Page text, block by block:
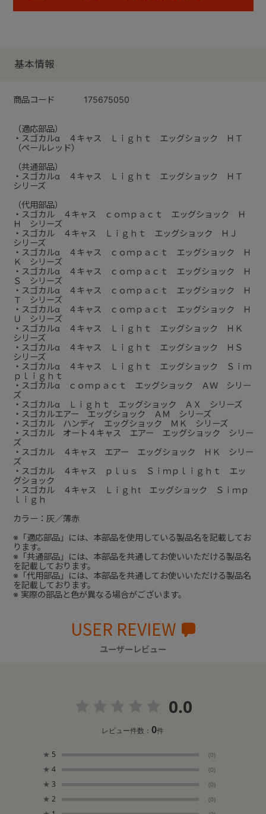
基本情報
商品コード 175675050
（適応部品）
・スゴカルα ４キャス Ｌｉｇｈｔ エッグショック ＨＴ
（ペールレッド）
（共通部品）
・スゴカルα ４キャス Ｌｉｇｈｔ エッグショック ＨＴ
シリーズ
（代用部品）
・スゴカル ４キャス ｃｏｍｐａｃｔ エッグショック Ｈ
Ｈ シリーズ
・スゴカル ４キャス Ｌｉｇｈｔ エッグショック ＨＪ
シリーズ
・スゴカルα ４キャス ｃｏｍｐａｃｔ エッグショック Ｈ
Ｋ シリーズ
・スゴカルα ４キャス ｃｏｍｐａｃｔ エッグショック Ｈ
Ｓ シリーズ
・スゴカルα ４キャス ｃｏｍｐａｃｔ エッグショック Ｈ
Ｔ シリーズ
・スゴカルα ４キャス ｃｏｍｐａｃｔ エッグショック Ｈ
Ｕ シリーズ
・スゴカルα ４キャス Ｌｉｇｈｔ エッグショック ＨＫ
シリーズ
・スゴカルα ４キャス Ｌｉｇｈｔ エッグショック ＨＳ
シリーズ
・スゴカルα ４キャス Ｌｉｇｈｔ エッグショック Ｓｉｍ
ｐｌｉｇｈｔ
・スゴカルα ｃｏｍｐａｃｔ エッグショック ＡＷ シリー
ズ
・スゴカルα Ｌｉｇｈｔ エッグショック ＡＸ シリーズ
・スゴカルエアー エッグショック ＡＭ シリーズ
・スゴカル ハンディ エッグショック ＭＫ シリーズ
・スゴカル オート４キャス エアー エッグショック シリー
ズ
・スゴカル ４キャス エアー エッグショック ＨＫ シリー
ズ
・スゴカル ４キャス ｐｌｕｓ Ｓｉｍｐｌｉｇｈｔ エッ
グショック
・スゴカル ４キャス Ｌｉｇｈt エッグショック Ｓｉｍｐ
ｌｉｇｈ
カラー：灰／薄赤
※「適応部品」には、本部品を使用している製品名を記載してお
ります。
※「共通部品」には、本部品を共通してお使いいただける製品名
を記載しております。
※「代用部品」には、本部品を共通してお使いいただける製品名
を記載しております。
※ 実際の部品と色が異なる場合がございます。
USER REVIEW
ユーザーレビュー
0.0
レビュー件数：0件
★ 5 (0)
★ 4 (0)
★ 3 (0)
★ 2 (0)